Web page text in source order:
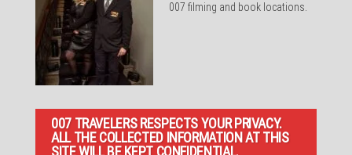
007 filming and book locations.
007 TRAVELERS RESPECTS YOUR PRIVACY.
ALL THE COLLECTED INFORMATION AT THIS
SITE WILL BE KEPT CONFIDENTIAL.